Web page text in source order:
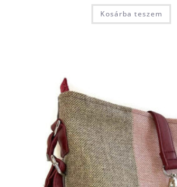
Kosárba teszem